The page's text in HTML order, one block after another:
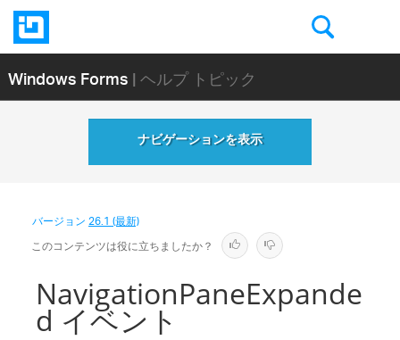
Windows Forms| ヘルプ トピック
ナビゲーションを表示
バージョン26.1 (最新)
このコンテンツは役に立ちましたか？
NavigationPaneExpande
d イベント